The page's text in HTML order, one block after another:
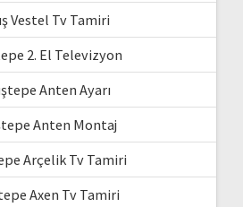
Vestel Tv Tamiri
2. El Televizyon
Anten Ayarı
Anten Montaj
Arçelik Tv Tamiri
Axen Tv Tamiri